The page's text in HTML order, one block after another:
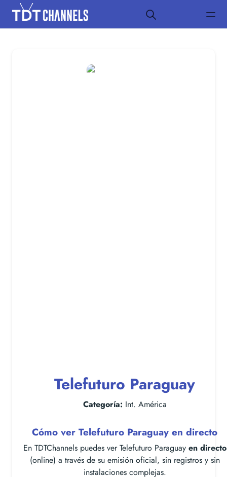
Telefuturo Paraguay
Categoría: Int. América
Cómo ver Telefuturo Paraguay en directo
En TDTChannels puedes ver Telefuturo Paraguay en directo
(online) a través de su emisión oficial, sin registros y sin
instalaciones complejas.